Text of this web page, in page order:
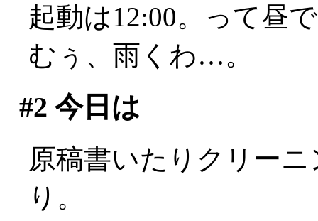
起動は12:00。って昼
むぅ、雨くわ…。
#2 今日は
原稿書いたりクリー
り。